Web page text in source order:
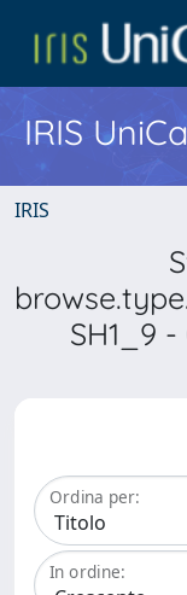
IRIS
IRIS
SH1_9
Ordina per:
In ordine: